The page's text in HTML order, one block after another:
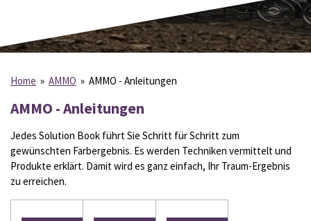
Home » AMMO » AMMO - Anleitungen
AMMO - Anleitungen
Jedes Solution Book führt Sie Schritt für Schritt zum
gewünschten Farbergebnis. Es werden Techniken vermittelt und
Produkte erklärt. Damit wird es ganz einfach, Ihr Traum-Ergebnis
zu erreichen.